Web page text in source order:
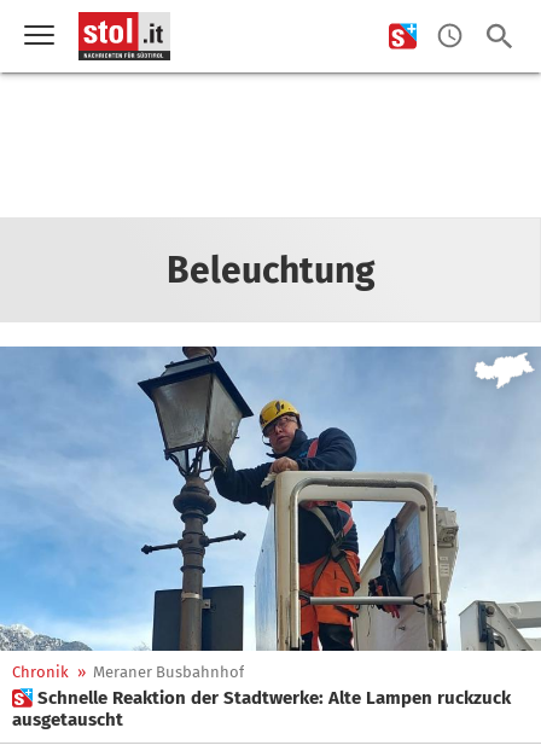
Beleuchtung
Chronik » Meraner Busbahnhof
 Schnelle Reaktion der Stadtwerke: Alte Lampen ruckzuck
ausgetauscht